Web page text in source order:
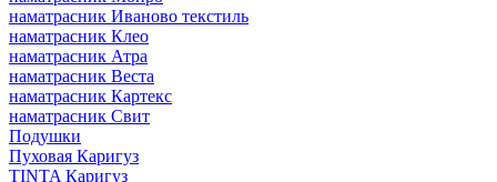
наматрасник Иваново текстиль
наматрасник Клео
наматрасник Атра
наматрасник Веста
наматрасник Картекс
наматрасник Свит
Подушки
Пуховая Каригуз
TINTA Каригуз